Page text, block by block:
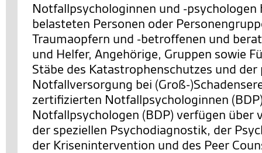
Notfallpsychologinnen und -psychologen
belasteten Personen oder
Traumaopfern und -betroffenen und
und Helfer, Angehörige, Gruppen sowie
Stäbe des Katastrophenschutzes und der
Notfallversorgung bei (Groß-
zertifizierten Notfallpsychologinnen
Notfallpsychologen (BDP) verfügen über
der speziellen Psychodiagnostik, der
der Krisenintervention und des Peer